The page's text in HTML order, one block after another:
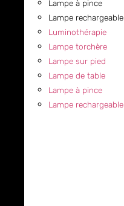
Lampe à pince
Lampe rechargeable
Luminothérapie
Lampe torchère
Lampe sur pied
Lampe de table
Lampe à pince
Lampe rechargeable